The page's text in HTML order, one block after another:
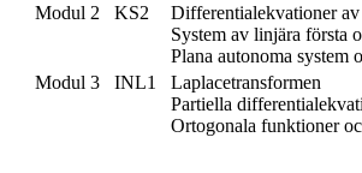
Modul 2
KS2
Differentialekvationer
System av linjära första
Plana autonoma system
Modul 3
INL1
Laplacetransformen
Partiella
Ortogonala funktioner